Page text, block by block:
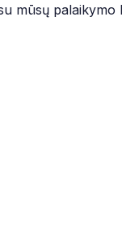
mūsų